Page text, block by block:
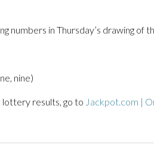
numbers in Thursday’s drawing of
nine)
lottery results, go to Jackpot.com |